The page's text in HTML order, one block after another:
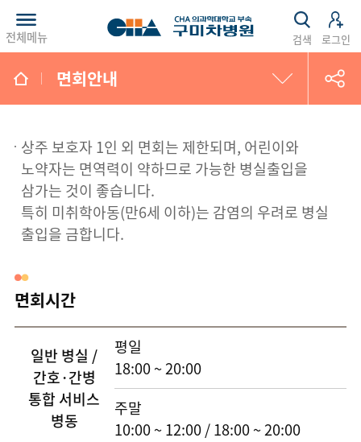
전체메뉴 검색 로그인
면회안내
찾아오시는길
주차안내
층별안내
장례식장
편의시설
상주 보호자 1인 외 면회는 제한되며, 어린이와
노약자는 면역력이 약하므로 가능한 병실출입을
삼가는 것이 좋습니다.
특히 미취학아동(만6세 이하)는 감염의 우려로 병실
출입을 금합니다.
면회시간
일반 병실 /
간호·간병
통합 서비스
병동
평일
18:00 ~ 20:00
주말
10:00 ~ 12:00 / 18:00 ~ 20:00